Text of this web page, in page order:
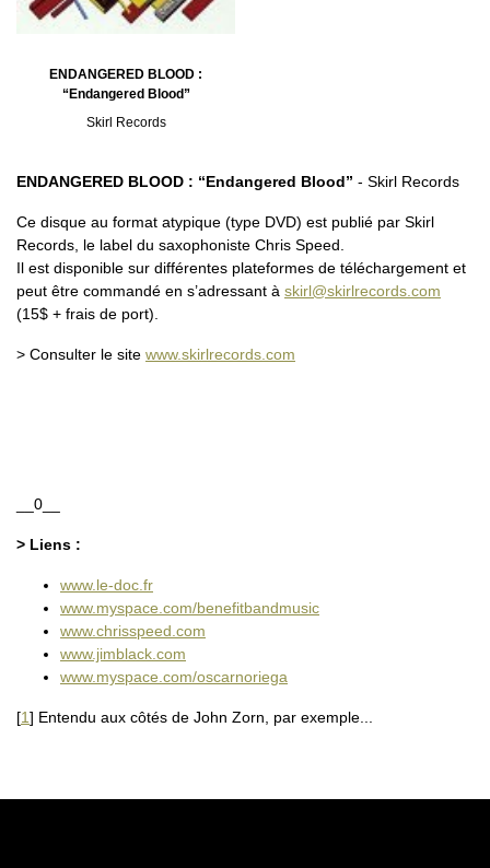
ENDANGERED BLOOD :
“Endangered Blood”
Skirl Records
ENDANGERED BLOOD : “Endangered Blood” - Skirl Records
Ce disque au format atypique (type DVD) est publié par Skirl
Records, le label du saxophoniste Chris Speed.
Il est disponible sur différentes plateformes de téléchargement et
peut être commandé en s’adressant à skirl@skirlrecords.com
(15$ + frais de port).
> Consulter le site www.skirlrecords.com
__0__
> Liens :
www.le-doc.fr
www.myspace.com/benefitbandmusic
www.chrisspeed.com
www.jimblack.com
www.myspace.com/oscarnoriega
[1] Entendu aux côtés de John Zorn, par exemple...